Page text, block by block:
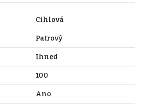
Cihlová
Patrový
Ihned
100
Ano